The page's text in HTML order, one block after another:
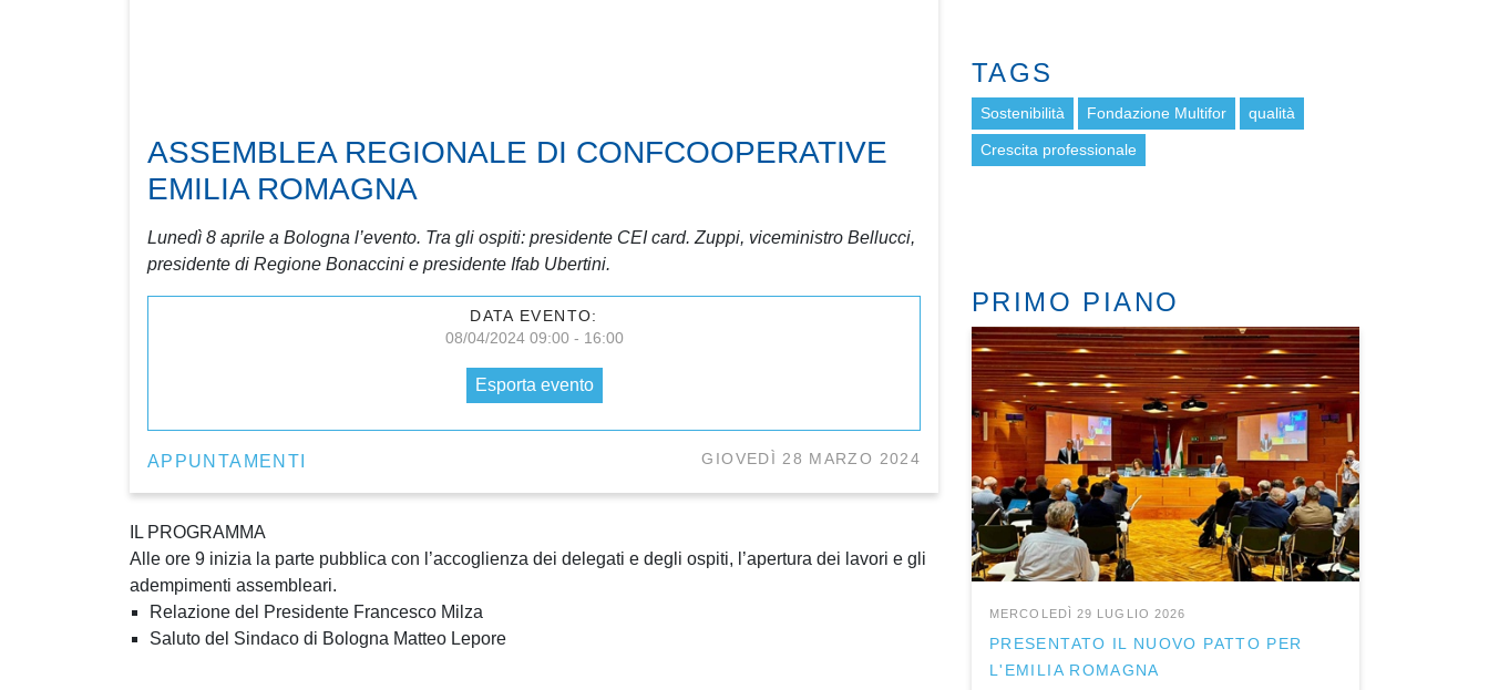
ASSEMBLEA REGIONALE DI CONFCOOPERATIVE
EMILIA ROMAGNA
Lunedì 8 aprile a Bologna l’evento. Tra gli ospiti: presidente CEI card. Zuppi, viceministro Bellucci,
presidente di Regione Bonaccini e presidente Ifab Ubertini.
DATA EVENTO:
08/04/2024 09:00 - 16:00
Esporta evento
APPUNTAMENTI GIOVEDÌ 28 MARZO 2024
IL PROGRAMMA
Alle ore 9 inizia la parte pubblica con l’accoglienza dei delegati e degli ospiti, l’apertura dei lavori e gli
adempimenti assembleari.
Relazione del Presidente Francesco Milza
Saluto del Sindaco di Bologna Matteo Lepore
TAGS
Sostenibilità Fondazione Multifor qualità
Crescita professionale
PRIMO PIANO
MERCOLEDÌ 29 LUGLIO 2026
PRESENTATO IL NUOVO PATTO PER
L'EMILIA ROMAGNA